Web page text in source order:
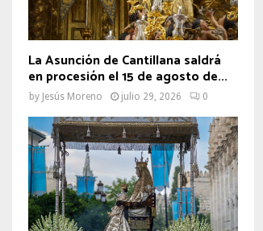
La Asunción de Cantillana saldrá
en procesión el 15 de agosto de...
by Jesús Moreno julio 29, 2026 0